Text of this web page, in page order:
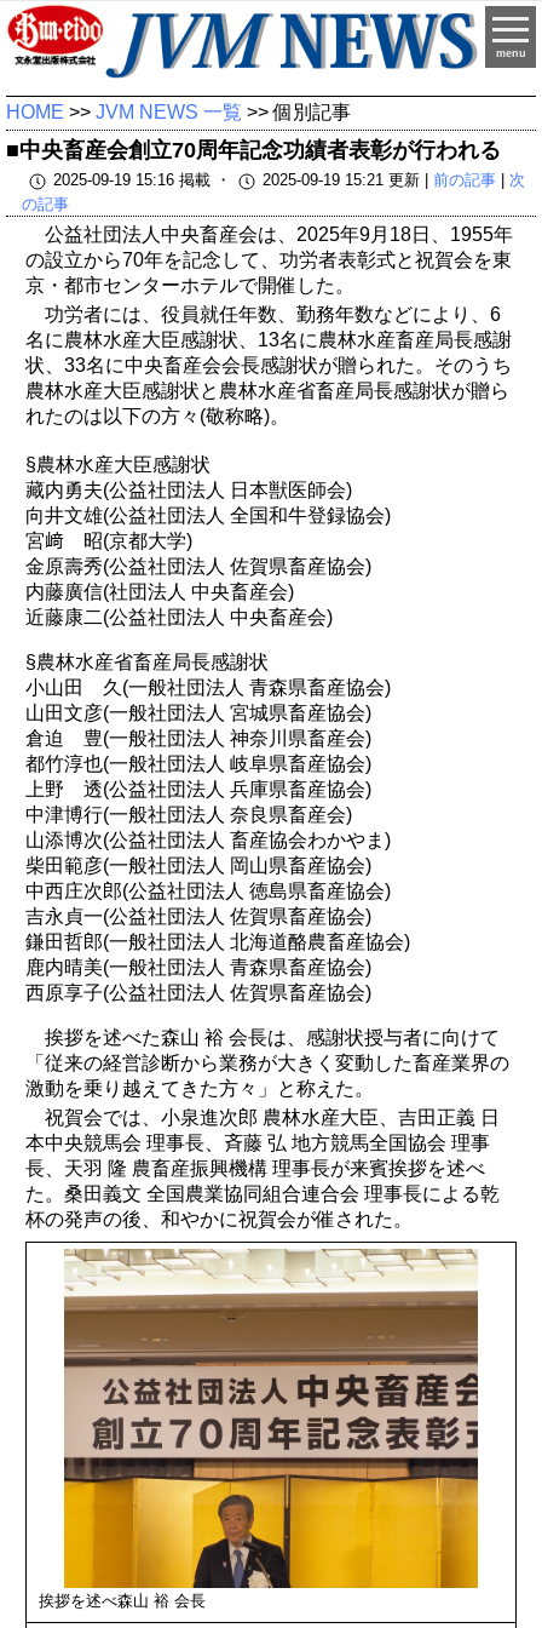
menu
HOME >> JVM NEWS 一覧 >> 個別記事
■中央畜産会創立70周年記念功績者表彰が行われる
2025-09-19 15:16 掲載 ・ 2025-09-19 15:21 更新 | 前の記事| 次
の記事
挨拶を述べ森山 裕 会長
公益社団法人中央畜産会は、2025年9月18日、1955年
の設立から70年を記念して、功労者表彰式と祝賀会を東
京・都市センターホテルで開催した。
功労者には、役員就任年数、勤務年数などにより、6
名に農林水産大臣感謝状、13名に農林水産畜産局長感謝
状、33名に中央畜産会会長感謝状が贈られた。そのうち
農林水産大臣感謝状と農林水産省畜産局長感謝状が贈ら
れたのは以下の方々(敬称略)。
§農林水産大臣感謝状
藏内勇夫(公益社団法人 日本獣医師会)
向井文雄(公益社団法人 全国和牛登録協会)
宮﨑 昭(京都大学)
金原壽秀(公益社団法人 佐賀県畜産協会)
内藤廣信(社団法人 中央畜産会)
近藤康二(公益社団法人 中央畜産会)
§農林水産省畜産局長感謝状
小山田 久(一般社団法人 青森県畜産協会)
山田文彦(一般社団法人 宮城県畜産協会)
倉迫 豊(一般社団法人 神奈川県畜産会)
都竹淳也(一般社団法人 岐阜県畜産協会)
上野 透(公益社団法人 兵庫県畜産協会)
中津博行(一般社団法人 奈良県畜産会)
山添博次(公益社団法人 畜産協会わかやま)
柴田範彦(一般社団法人 岡山県畜産協会)
中西庄次郎(公益社団法人 徳島県畜産協会)
吉永貞一(公益社団法人 佐賀県畜産協会)
鎌田哲郎(一般社団法人 北海道酪農畜産協会)
鹿内晴美(一般社団法人 青森県畜産協会)
西原享子(公益社団法人 佐賀県畜産協会)
挨拶を述べた森山 裕 会長は、感謝状授与者に向けて
「従来の経営診断から業務が大きく変動した畜産業界の
激動を乗り越えてきた方々」と称えた。
祝賀会では、小泉進次郎 農林水産大臣、吉田正義 日
本中央競馬会 理事長、斉藤 弘 地方競馬全国協会 理事
長、天羽 隆 農畜産振興機構 理事長が来賓挨拶を述べ
た。桑田義文 全国農業協同組合連合会 理事長による乾
杯の発声の後、和やかに祝賀会が催された。